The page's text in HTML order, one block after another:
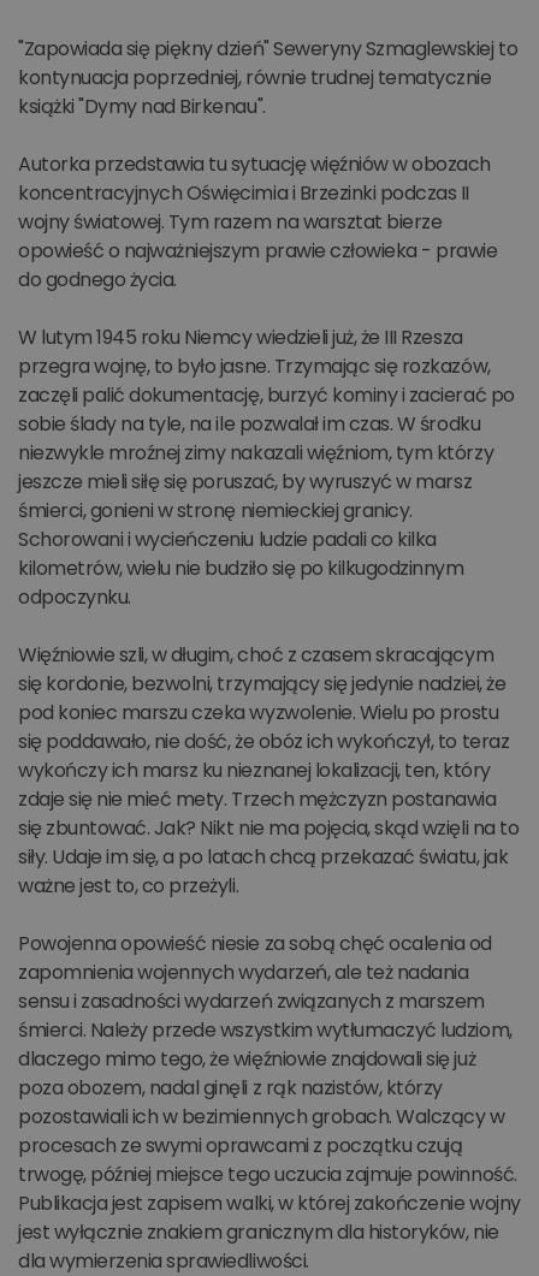
"Zapowiada się piękny dzień" Seweryny Szmaglewskiej to
kontynuacja poprzedniej, równie trudnej tematycznie
książki "Dymy nad Birkenau".
Autorka przedstawia tu sytuację więźniów w obozach
koncentracyjnych Oświęcimia i Brzezinki podczas II
wojny światowej. Tym razem na warsztat bierze
opowieść o najważniejszym prawie człowieka - prawie
do godnego życia.
W lutym 1945 roku Niemcy wiedzieli już, że III Rzesza
przegra wojnę, to było jasne. Trzymając się rozkazów,
zaczęli palić dokumentację, burzyć kominy i zacierać po
sobie ślady na tyle, na ile pozwalał im czas. W środku
niezwykle mroźnej zimy nakazali więźniom, tym którzy
jeszcze mieli siłę się poruszać, by wyruszyć w marsz
śmierci, gonieni w stronę niemieckiej granicy.
Schorowani i wycieńczeniu ludzie padali co kilka
kilometrów, wielu nie budziło się po kilkugodzinnym
odpoczynku.
Więźniowie szli, w długim, choć z czasem skracającym
się kordonie, bezwolni, trzymający się jedynie nadziei, że
pod koniec marszu czeka wyzwolenie. Wielu po prostu
się poddawało, nie dość, że obóz ich wykończył, to teraz
wykończy ich marsz ku nieznanej lokalizacji, ten, który
zdaje się nie mieć mety. Trzech mężczyzn postanawia
się zbuntować. Jak? Nikt nie ma pojęcia, skąd wzięli na to
siły. Udaje im się, a po latach chcą przekazać światu, jak
ważne jest to, co przeżyli.
Powojenna opowieść niesie za sobą chęć ocalenia od
zapomnienia wojennych wydarzeń, ale też nadania
sensu i zasadności wydarzeń związanych z marszem
śmierci. Należy przede wszystkim wytłumaczyć ludziom,
dlaczego mimo tego, że więźniowie znajdowali się już
poza obozem, nadal ginęli z rąk nazistów, którzy
pozostawiali ich w bezimiennych grobach. Walczący w
procesach ze swymi oprawcami z początku czują
trwogę, później miejsce tego uczucia zajmuje powinność.
Publikacja jest zapisem walki, w której zakończenie wojny
jest wyłącznie znakiem granicznym dla historyków, nie
dla wymierzenia sprawiedliwości.